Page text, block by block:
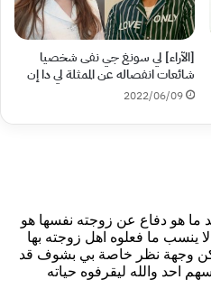
[الآراء] لي سونغ جي نفى شخصيا
شائعات انفصاله عن الممثلة لي دا إن
2022/06/09